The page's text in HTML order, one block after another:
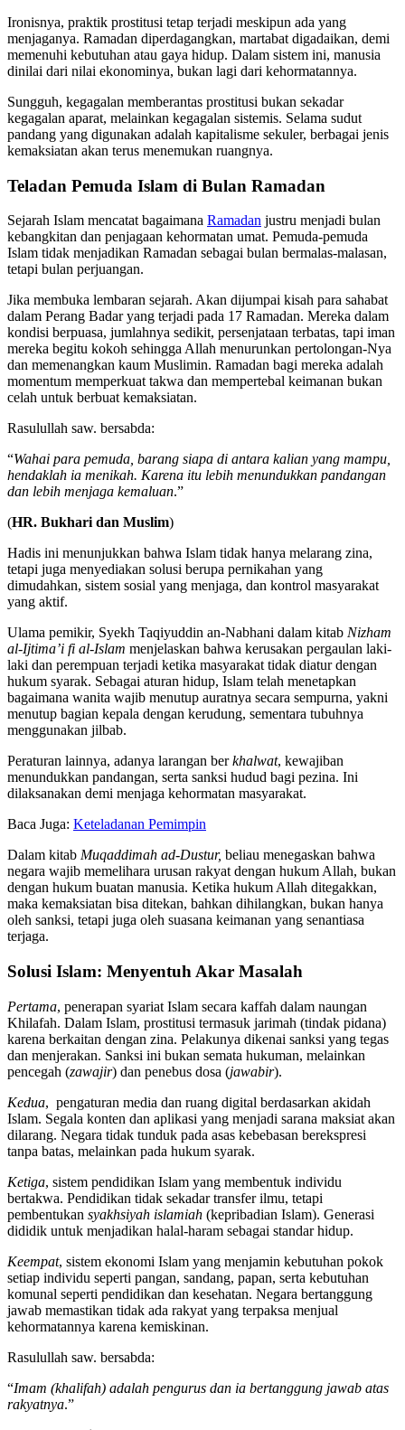
Ironisnya, praktik prostitusi tetap terjadi meskipun ada yang
menjaganya. Ramadan diperdagangkan, martabat digadaikan, demi
memenuhi kebutuhan atau gaya hidup. Dalam sistem ini, manusia
dinilai dari nilai ekonominya, bukan lagi dari kehormatannya.
Sungguh, kegagalan memberantas prostitusi bukan sekadar
kegagalan aparat, melainkan kegagalan sistemis. Selama sudut
pandang yang digunakan adalah kapitalisme sekuler, berbagai jenis
kemaksiatan akan terus menemukan ruangnya.
Teladan Pemuda Islam di Bulan Ramadan
Sejarah Islam mencatat bagaimana Ramadan justru menjadi bulan
kebangkitan dan penjagaan kehormatan umat. Pemuda-pemuda
Islam tidak menjadikan Ramadan sebagai bulan bermalas-malasan,
tetapi bulan perjuangan.
Jika membuka lembaran sejarah. Akan dijumpai kisah para sahabat
dalam Perang Badar yang terjadi pada 17 Ramadan. Mereka dalam
kondisi berpuasa, jumlahnya sedikit, persenjataan terbatas, tapi iman
mereka begitu kokoh sehingga Allah menurunkan pertolongan-Nya
dan memenangkan kaum Muslimin. Ramadan bagi mereka adalah
momentum memperkuat takwa dan mempertebal keimanan bukan
celah untuk berbuat kemaksiatan.
Rasulullah saw. bersabda:
“Wahai para pemuda, barang siapa di antara kalian yang mampu,
hendaklah ia menikah. Karena itu lebih menundukkan pandangan
dan lebih menjaga kemaluan.”
(HR. Bukhari dan Muslim)
Hadis ini menunjukkan bahwa Islam tidak hanya melarang zina,
tetapi juga menyediakan solusi berupa pernikahan yang
dimudahkan, sistem sosial yang menjaga, dan kontrol masyarakat
yang aktif.
Ulama pemikir, Syekh Taqiyuddin an-Nabhani dalam kitab Nizham
al-Ijtima’i fi al-Islam menjelaskan bahwa kerusakan pergaulan laki-
laki dan perempuan terjadi ketika masyarakat tidak diatur dengan
hukum syarak. Sebagai aturan hidup, Islam telah menetapkan
bagaimana wanita wajib menutup auratnya secara sempurna, yakni
menutup bagian kepala dengan kerudung, sementara tubuhnya
menggunakan jilbab.
Peraturan lainnya, adanya larangan berkhalwat, kewajiban
menundukkan pandangan, serta sanksi hudud bagi pezina. Ini
dilaksanakan demi menjaga kehormatan masyarakat.
Baca Juga: Keteladanan Pemimpin
Dalam kitab Muqaddimah ad-Dustur, beliau menegaskan bahwa
negara wajib memelihara urusan rakyat dengan hukum Allah, bukan
dengan hukum buatan manusia. Ketika hukum Allah ditegakkan,
maka kemaksiatan bisa ditekan, bahkan dihilangkan, bukan hanya
oleh sanksi, tetapi juga oleh suasana keimanan yang senantiasa
terjaga.
Solusi Islam: Menyentuh Akar Masalah
Pertama, penerapan syariat Islam secara kaffah dalam naungan
Khilafah. Dalam Islam, prostitusi termasuk jarimah (tindak pidana)
karena berkaitan dengan zina. Pelakunya dikenai sanksi yang tegas
dan menjerakan. Sanksi ini bukan semata hukuman, melainkan
pencegah (zawajir) dan penebus dosa (jawabir).
Kedua, pengaturan media dan ruang digital berdasarkan akidah
Islam. Segala konten dan aplikasi yang menjadi sarana maksiat akan
dilarang. Negara tidak tunduk pada asas kebebasan berekspresi
tanpa batas, melainkan pada hukum syarak.
Ketiga, sistem pendidikan Islam yang membentuk individu
bertakwa. Pendidikan tidak sekadar transfer ilmu, tetapi
pembentukan syakhsiyah islamiah (kepribadian Islam). Generasi
dididik untuk menjadikan halal-haram sebagai standar hidup.
Keempat, sistem ekonomi Islam yang menjamin kebutuhan pokok
setiap individu seperti pangan, sandang, papan, serta kebutuhan
komunal seperti pendidikan dan kesehatan. Negara bertanggung
jawab memastikan tidak ada rakyat yang terpaksa menjual
kehormatannya karena kemiskinan.
Rasulullah saw. bersabda:
“Imam (khalifah) adalah pengurus dan ia bertanggung jawab atas
rakyatnya.”